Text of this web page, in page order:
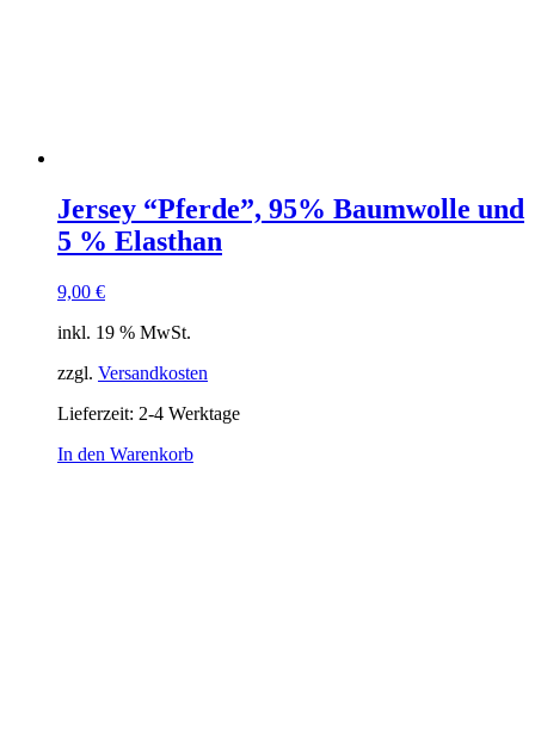
Jersey “Pferde”, 95% Baumwolle und
5 % Elasthan
9,00 €
inkl. 19 % MwSt.
zzgl. Versandkosten
Lieferzeit: 2-4 Werktage
In den Warenkorb